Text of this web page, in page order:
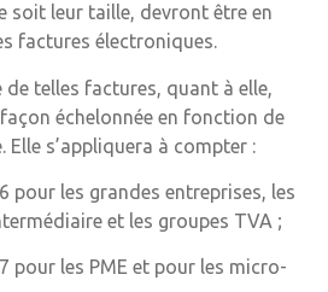
soit leur taille, devront être en
factures électroniques.
de telles factures, quant à elle,
échelonnée en fonction de
Elle s’appliquera à compter :
pour les grandes entreprises, les
et les groupes TVA ;
pour les PME et pour les micro-